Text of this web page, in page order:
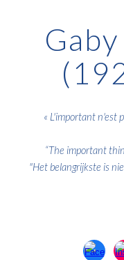
« L'important n'est
“The important
"Het belangrijkste is